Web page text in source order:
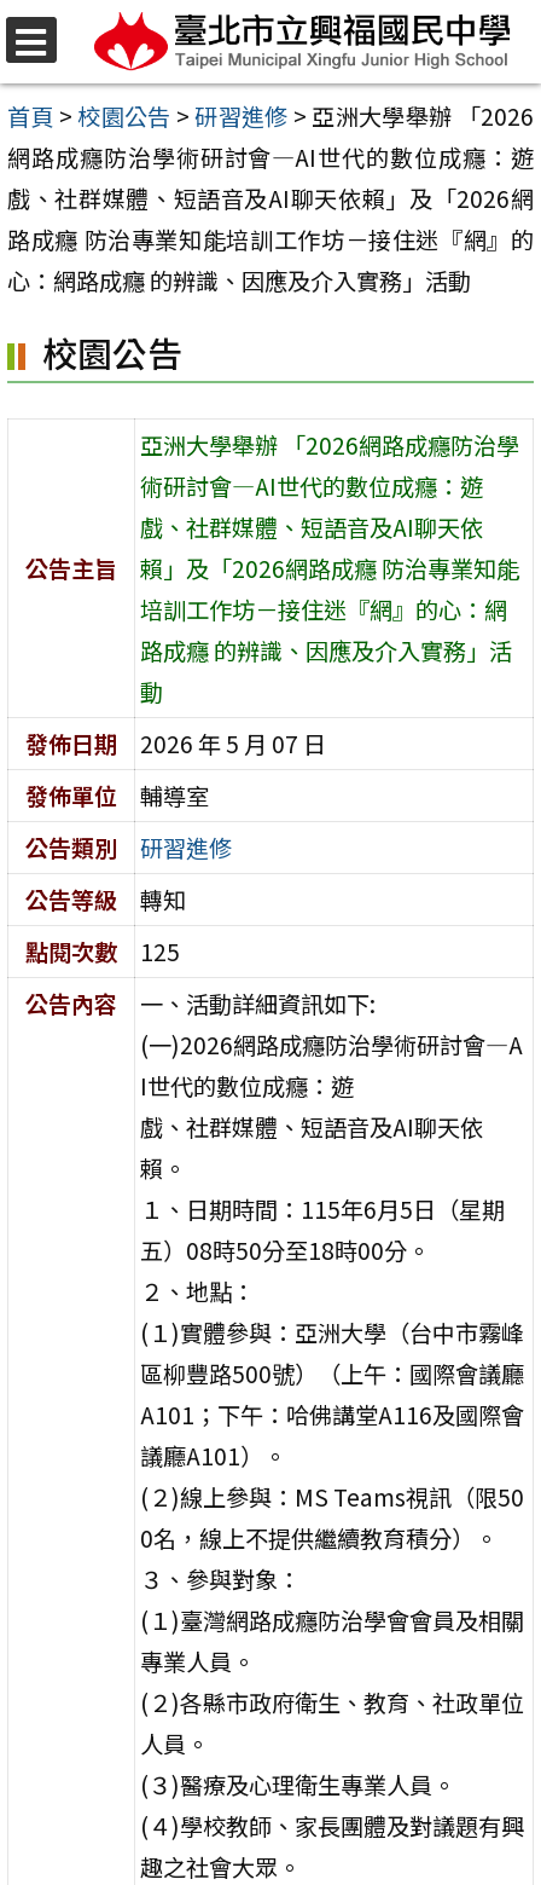
選
單
跳
至
主
要
內
容
區
首頁 >校園公告 >研習進修 > 亞洲大學舉辦 「2026
網路成癮防治學術研討會—AI世代的數位成癮：遊
戲、社群媒體、短語音及AI聊天依賴」及「2026網
路成癮 防治專業知能培訓工作坊－接住迷『網』的
心：網路成癮 的辨識、因應及介入實務」活動
校園公告
公告主旨
亞洲大學舉辦 「2026網路成癮防治學
術研討會—AI世代的數位成癮：遊
戲、社群媒體、短語音及AI聊天依
賴」及「2026網路成癮 防治專業知能
培訓工作坊－接住迷『網』的心：網
路成癮 的辨識、因應及介入實務」活
動
發佈日期
2026 年 5 月 07 日
發佈單位
輔導室
公告類別
研習進修
公告等級
轉知
點閱次數
125
公告內容
一、活動詳細資訊如下:
(一)2026網路成癮防治學術研討會—A
I世代的數位成癮：遊
戲、社群媒體、短語音及AI聊天依
賴。
１、日期時間：115年6月5日（星期
五）08時50分至18時00分。
２、地點：
(１)實體參與：亞洲大學（台中市霧峰
區柳豐路500號）（上午：國際會議廳
A101；下午：哈佛講堂A116及國際會
議廳A101）。
(２)線上參與：MS Teams視訊（限50
0名，線上不提供繼續教育積分）。
３、參與對象：
(１)臺灣網路成癮防治學會會員及相關
專業人員。
(２)各縣市政府衛生、教育、社政單位
人員。
(３)醫療及心理衛生專業人員。
(４)學校教師、家長團體及對議題有興
趣之社會大眾。